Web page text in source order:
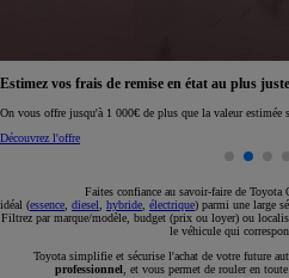
Réservez en ligne votre occasion pour 1€
Réservez en ligne
Faites confiance au savoir-faire de
idéal (essence diesel hybride électrique) parmi une large
Filtrez par marque/modèle, budget (prix ou loyer) ou
le véhicule qui
Toyota simplifie et sécurise l'achat de votre future
professionnel , et vous permet de rouler en